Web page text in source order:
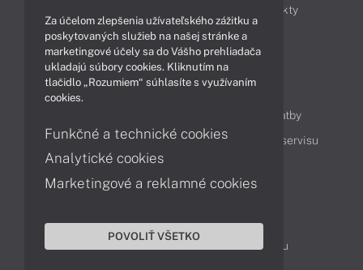
Produkty
Technológie
Videá
Obsah
Možnosti doručenia a platby
Podpora a servis
Servisné služby Cenník servisu
Kontakty
043 4224 771
Obchodné oddelenie
Reklamácia tovaru
Za účelom zlepšenia užívateľského zážitku a
poskytovaných služieb na našej stránke a
marketingové účely sa do Vášho prehliadača
ukladajú súbory cookies. Kliknutím na
tlačidlo „Rozumiem“ súhlasíte s využívaním
cookies.
Funkčné a technické cookies
Analytické cookies
Marketingové a reklamné cookies
POVOLIŤ VŠETKO